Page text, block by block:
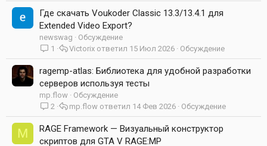
Где скачать Voukoder Classic 13.3/13.4.1 для
Extended Video Export?
newswag
Обсуждение
1
Обсуждение
15 Июл 2026
Victorix
ragemp-atlas: Библиотека для удобной разработки
серверов используя тесты
mp.flow
Обсуждение
2
Обсуждение
14 Фев 2026
mp.flow
M
RAGE Framework — Визуальный конструктор
скриптов для GTA V RAGE:MP